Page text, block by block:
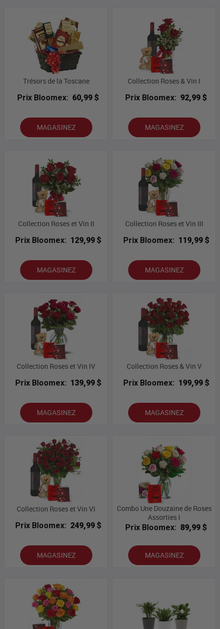
Trésors de la Toscane
Prix Bloomex: 60,99 $
MAGASINEZ
Collection Roses & Vin I
Prix Bloomex: 92,99 $
MAGASINEZ
Collection Roses et Vin II
Prix Bloomex: 129,99 $
MAGASINEZ
Collection Roses et Vin III
Prix Bloomex: 119,99 $
MAGASINEZ
Collection Roses et Vin IV
Prix Bloomex: 139,99 $
MAGASINEZ
Collection Roses & Vin V
Prix Bloomex: 199,99 $
MAGASINEZ
Collection Roses et Vin VI
Prix Bloomex: 249,99 $
MAGASINEZ
Combo Une Douzaine de Roses
Assorties I
Prix Bloomex: 89,99 $
MAGASINEZ